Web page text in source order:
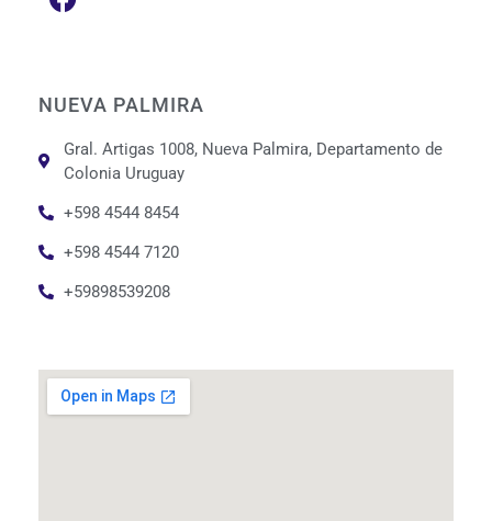
NUEVA PALMIRA
Gral. Artigas 1008, Nueva Palmira, Departamento de
Colonia Uruguay
+598 4544 8454
+598 4544 7120
+59898539208